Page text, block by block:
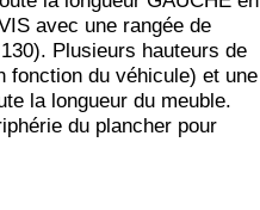
avec une rangée de
Plusieurs hauteurs de
fonction du véhicule) et une
la longueur du meuble.
du plancher pour